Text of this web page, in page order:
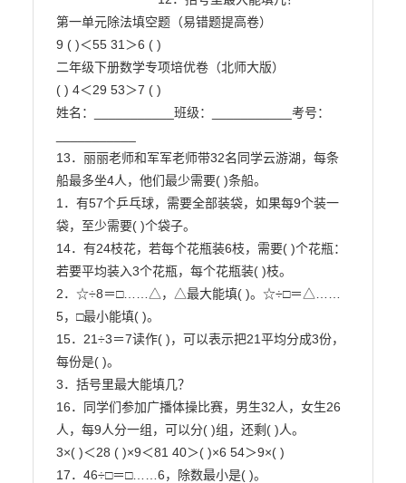
第一单元除法填空题（易错题提高卷）
9 ( )＜55 31＞6 ( )
二年级下册数学专项培优卷（北师大版）
( ) 4＜29 53＞7 ( )
姓名：___________班级：___________考号：
13．丽丽老师和军军老师带32名同学云游湖，每条
船最多坐4人，他们最少需要( )条船。
1．有57个乒乓球，需要全部装袋，如果每9个装一
袋，至少需要( )个袋子。
14．有24枝花，若每个花瓶装6枝，需要( )个花瓶：
若要平均装入3个花瓶，每个花瓶装( )枝。
2．☆÷8＝□……△，△最大能填( )。☆÷□＝△……
5，□最小能填( )。
15．21÷3＝7读作( )，可以表示把21平均分成3份，
每份是( )。
3．括号里最大能填几？
16．同学们参加广播体操比赛，男生32人，女生26
人，每9人分一组，可以分( )组，还剩( )人。
3×( )＜28 ( )×9＜81 40＞( )×6 54＞9×( )
17．46÷□＝□……6，除数最小是( )。